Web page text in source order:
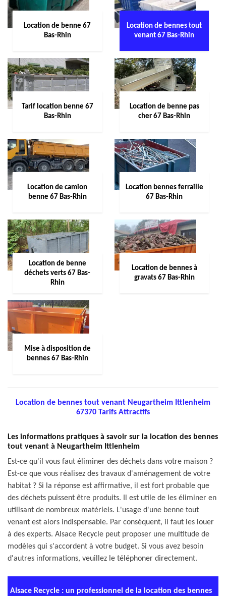
Location de benne 67
Bas-Rhin
Location de bennes tout
venant 67 Bas-Rhin
Tarif location benne 67
Bas-Rhin
Location de benne pas
cher 67 Bas-Rhin
Location de camion
benne 67 Bas-Rhin
Location bennes ferraille
67 Bas-Rhin
Location de benne
déchets verts 67 Bas-
Rhin
Location de bennes à
gravats 67 Bas-Rhin
Mise à disposition de
bennes 67 Bas-Rhin
Location de bennes tout venant Neugartheim Ittlenheim
67370 Tarifs Attractifs
Les informations pratiques à savoir sur la location des bennes
tout venant à Neugartheim Ittlenheim
Est-ce qu'il vous faut éliminer des déchets dans votre maison ?
Est-ce que vous réalisez des travaux d'aménagement de votre
habitat ? Si la réponse est affirmative, il est fort probable que
des déchets puissent être produits. Il est utile de les éliminer en
utilisant de nombreux matériels. L'usage d'une benne tout
venant est alors indispensable. Par conséquent, il faut les louer
à des experts. Alsace Recycle peut proposer une multitude de
modèles qui s'accordent à votre budget. Si vous avez besoin
d'autres informations, veuillez le téléphoner directement.
Alsace Recycle : un professionnel de la location des bennes